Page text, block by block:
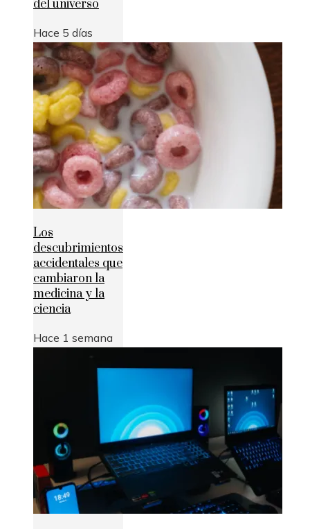
del universo
Hace 5 días
Los
descubrimientos
accidentales que
cambiaron la
medicina y la
ciencia
Hace 1 semana